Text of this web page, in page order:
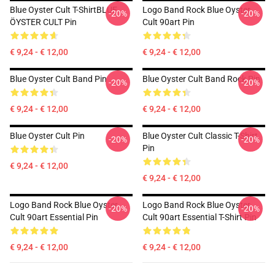
Blue Oyster Cult T-ShirtBLUE
ÖYSTER CULT Pin
€ 9,24 - € 12,00
-20%
Logo Band Rock Blue Oyster
Cult 90art Pin
€ 9,24 - € 12,00
-20%
Blue Oyster Cult Band Pin
€ 9,24 - € 12,00
-20% Blue Oyster Cult Band Rock Pin
€ 9,24 - € 12,00
-20%
Blue Oyster Cult Pin
€ 9,24 - € 12,00
-20%
Blue Oyster Cult Classic T-Shirt
Pin
€ 9,24 - € 12,00
-20%
Logo Band Rock Blue Oyster
Cult 90art Essential Pin
€ 9,24 - € 12,00
-20%
Logo Band Rock Blue Oyster
Cult 90art Essential T-Shirt Pin
€ 9,24 - € 12,00
-20%